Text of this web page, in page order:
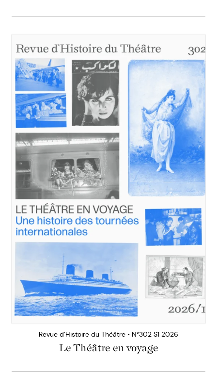
Revue d’Histoire du Théâtre • N°302 S1 2026
Le Théâtre en voyage